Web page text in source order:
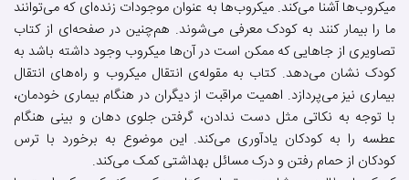
میکروب‌ها آشنا می‌کند. میکروب‌ها به عنوان موجودات زنده‌ای که می‌توانند
ما را بیمار کنند به کودک معرفی می‌شوند. هم‌چنین در صفحه‌ای از کتاب
تصاویری از جاهایی که ممکن است در آن‌ها میکروب وجود داشته باشد به
کودک نشان می‌دهد. کتاب به مقوله‌ی انتقال میکروب و راه‌های انتقال
بیماری نیز می‌پردازد. اهمیت مراقبت از دیگران در هنگام بیماری خودمان،
با توجه به نکاتی مثل دست ندادن، گرفتن جلوی دهان و بینی هنگام
عطسه را به کودکان یادآوری می‌کند. این موضوع به برخورد با ترس
کودکان از حمام رفتن و درک مسائل بهداشتی کمک می‌کند.